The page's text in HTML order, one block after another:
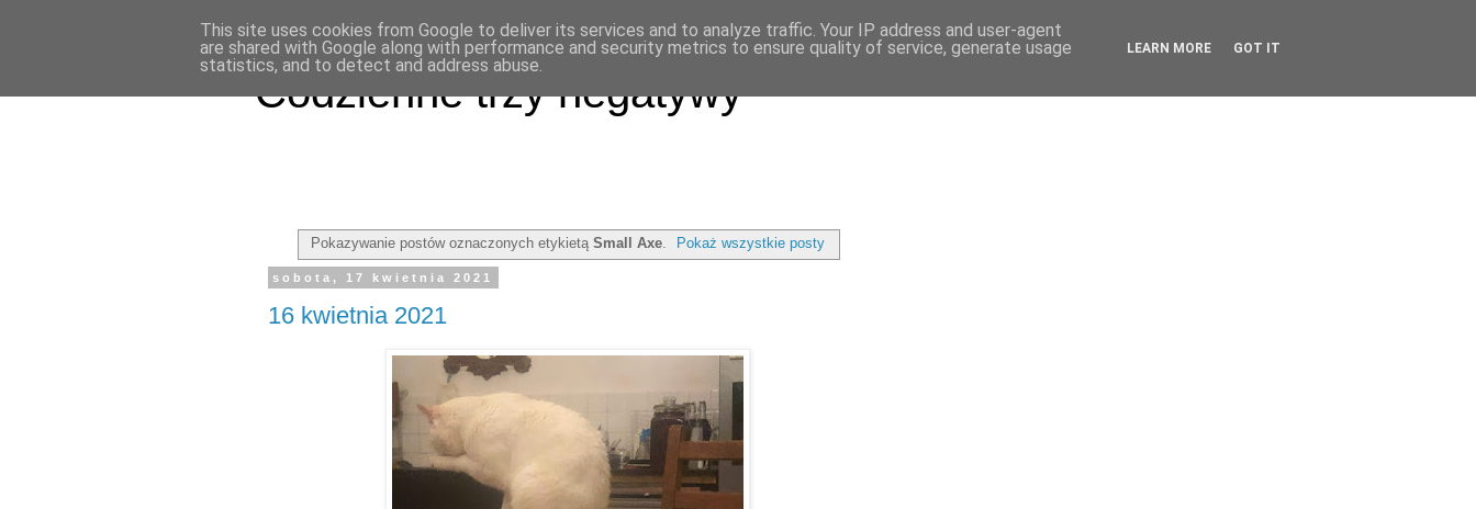
Codzienne trzy negatywy
Pokazywanie postów oznaczonych etykietą Small Axe. Pokaż wszystkie posty
sobota, 17 kwietnia 2021
16 kwietnia 2021
This site uses cookies from Google to deliver its services and to analyze traffic. Your IP address and user-agent
are shared with Google along with performance and security metrics to ensure quality of service, generate usage
statistics, and to detect and address abuse.
LEARN MORE GOT IT